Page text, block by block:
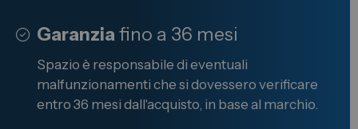
Garanziafino a 36 mesi
Spazio è responsabile di eventuali
malfunzionamenti che si dovessero verificare
entro 36 mesi dall'acquisto, in base al marchio.